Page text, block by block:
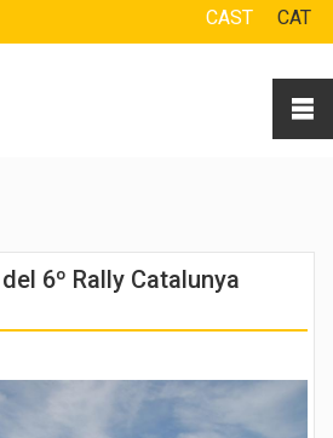
CAST CAT
6º Rally Catalunya